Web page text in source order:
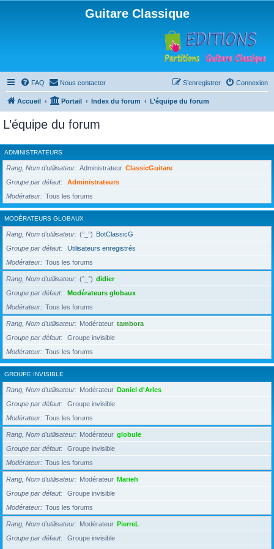
Guitare Classique
FAQ Nous contacter Connexion
S’enregistrer
Accueil Portail Index du forum L’équipe du forum
L’équipe du forum
ADMINISTRATEURS
Rang, Nom d’utilisateur Administrateur ClassicGuitare
Groupe par défaut
Administrateurs
Modérateur
Tous les forums
MODÉRATEURS GLOBAUX
Rang, Nom d’utilisateur (°_°) BotClassicG
Groupe par défaut
Utilisateurs enregistrés
Modérateur
Tous les forums
Rang, Nom d’utilisateur (°_°) didier
Groupe par défaut
Modérateurs globaux
Modérateur
Tous les forums
Rang, Nom d’utilisateur Modérateur tambora
Groupe par défaut
Groupe invisible
Modérateur
Tous les forums
GROUPE INVISIBLE
Rang, Nom d’utilisateur Modérateur Daniel d'Arles
Groupe par défaut
Groupe invisible
Modérateur
Tous les forums
Rang, Nom d’utilisateur Modérateur globule
Groupe par défaut
Groupe invisible
Modérateur
Tous les forums
Rang, Nom d’utilisateur Modérateur Marieh
Groupe par défaut
Groupe invisible
Modérateur
Tous les forums
Rang, Nom d’utilisateur Modérateur PierreL
Groupe par défaut
Groupe invisible